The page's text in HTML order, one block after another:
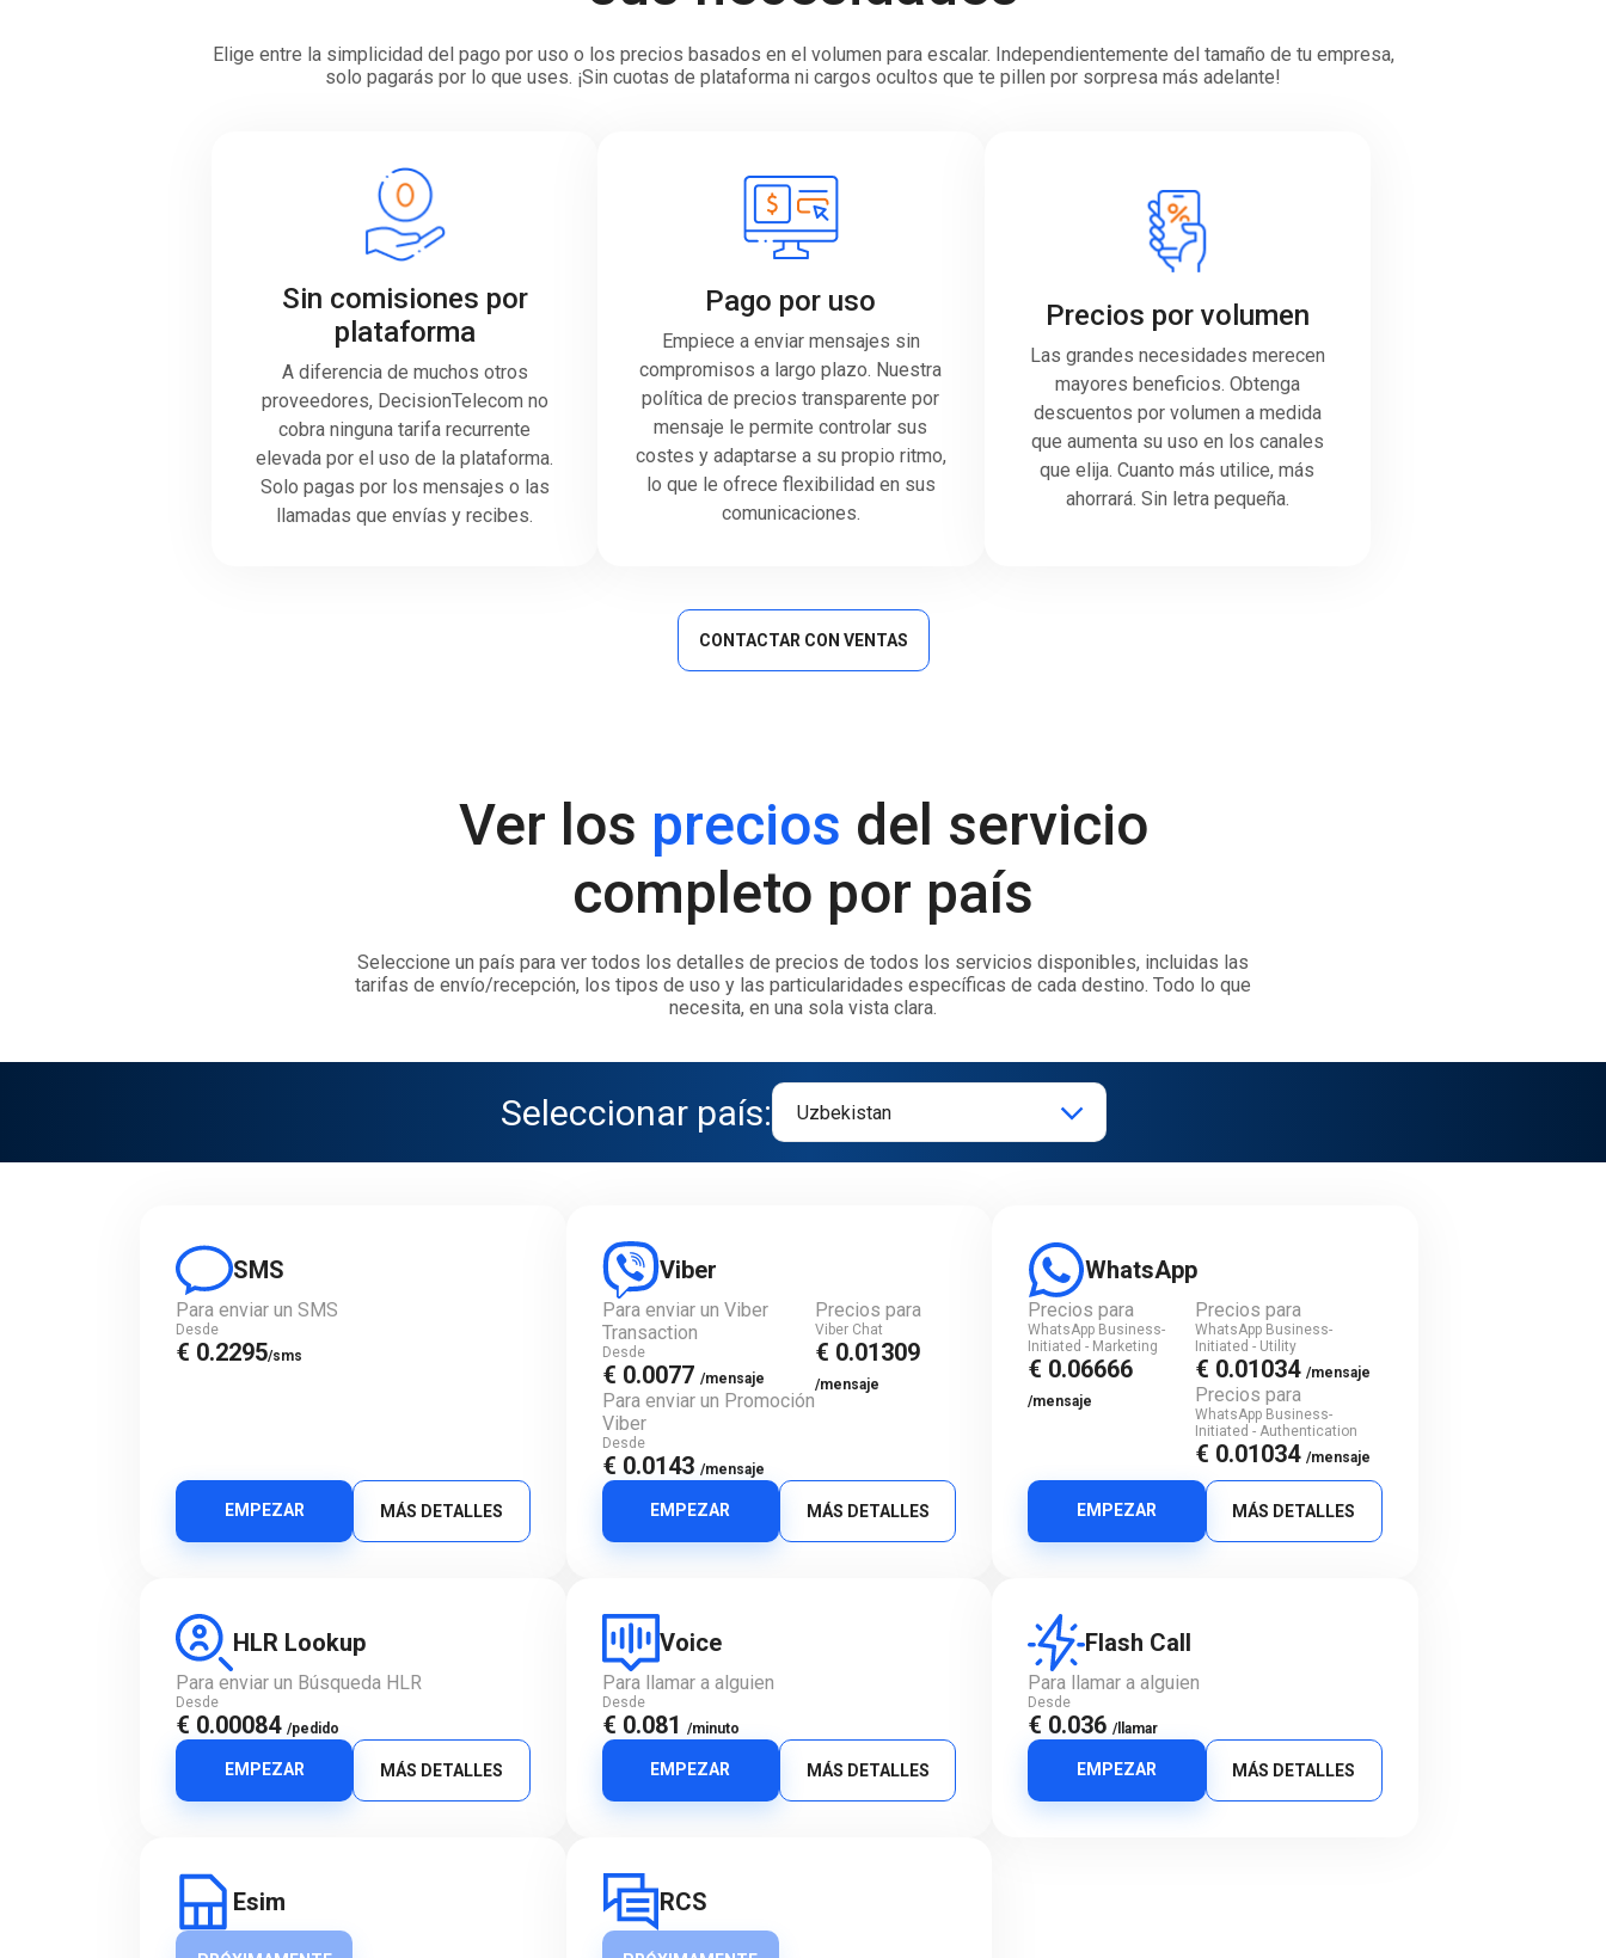
Elige entre la simplicidad del pago por uso o los precios basados en el volumen para escalar. Independientemente del tamaño de tu empresa,
solo pagarás por lo que uses. ¡Sin cuotas de plataforma ni cargos ocultos que te pillen por sorpresa más adelante!
Sin comisiones por
plataforma
A diferencia de muchos otros
proveedores, DecisionTelecom no
cobra ninguna tarifa recurrente
elevada por el uso de la plataforma.
Solo pagas por los mensajes o las
llamadas que envías y recibes.
Pago por uso
Empiece a enviar mensajes sin
compromisos a largo plazo. Nuestra
política de precios transparente por
mensaje le permite controlar sus
costes y adaptarse a su propio ritmo,
lo que le ofrece flexibilidad en sus
comunicaciones.
Precios por volumen
Las grandes necesidades merecen
mayores beneficios. Obtenga
descuentos por volumen a medida
que aumenta su uso en los canales
que elija. Cuanto más utilice, más
ahorrará. Sin letra pequeña.
CONTACTAR CON VENTAS
Ver los precios del servicio
completo por país
Seleccione un país para ver todos los detalles de precios de todos los servicios disponibles, incluidas las
tarifas de envío/recepción, los tipos de uso y las particularidades específicas de cada destino. Todo lo que
necesita, en una sola vista clara.
Seleccionar país:
SMS
Para enviar un SMS
Desde
€ 0.2295/sms
EMPEZAR MÁS DETALLES
Viber
Para enviar un Viber
Transaction
Desde
€ 0.0077 /mensaje
Para enviar un Promoción
Viber
Desde
€ 0.0143 /mensaje
Precios para
Viber Chat
€ 0.01309
/mensaje
EMPEZAR MÁS DETALLES
WhatsApp
Precios para
WhatsApp Business-
Initiated - Marketing
€ 0.06666
/mensaje
Precios para
WhatsApp Business-
Initiated - Utility
€ 0.01034/mensaje
Precios para
WhatsApp Business-
Initiated - Authentication
€ 0.01034/mensaje
EMPEZAR MÁS DETALLES
HLR Lookup
Para enviar un Búsqueda HLR
Desde
€ 0.00084 /pedido
EMPEZAR MÁS DETALLES
Voice
Para llamar a alguien
Desde
€ 0.081 /minuto
EMPEZAR MÁS DETALLES
Flash Call
Para llamar a alguien
Desde
€ 0.036/llamar
EMPEZAR MÁS DETALLES
Esim RCS